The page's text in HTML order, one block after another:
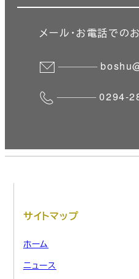
メール・お電話での
0294-
サイトマップ
ホーム
ニュース